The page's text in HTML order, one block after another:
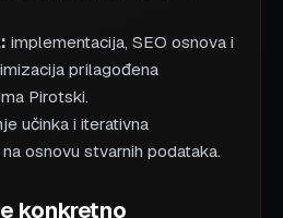
implementacija, SEO osnova i
prilagođena
Pirotski.
učinka i iterativna
osnovu stvarnih podataka.
konkretno